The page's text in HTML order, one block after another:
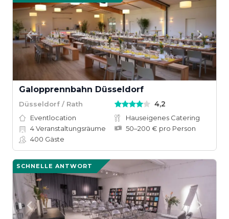
Galopprennbahn Düsseldorf
Düsseldorf / Rath 4,2
Eventlocation
Hauseigenes Catering
4Veranstaltungsräume
50–200 € pro Person
400 Gäste
SCHNELLE ANTWORT